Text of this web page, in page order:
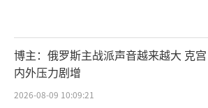
博主：俄罗斯主战派声音越来越大 克宫
内外压力剧增
2026-08-09 10:09:21